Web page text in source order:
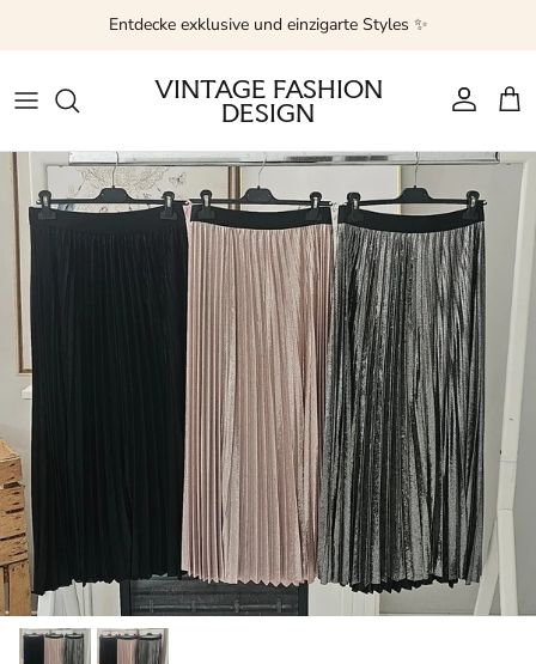
Direkt zum InhaltEntdecke exklusive und einzigarte Styles ✨
VINTAGE FASHION
DESIGN Konto
Zu Produktinformationen springen